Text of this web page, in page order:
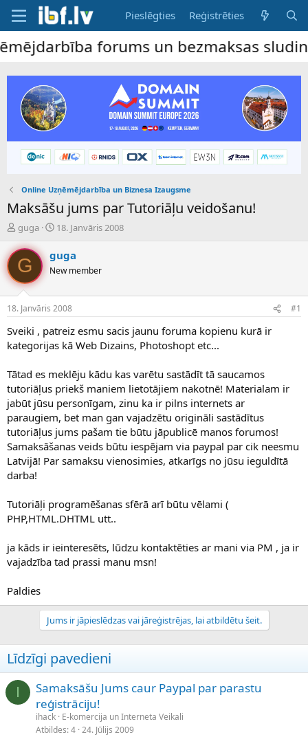
Pieslēgties Reģistrēties
forums un bezmaksas
Online Uzņēmējdarbība un Biznesa Izaugsme
Maksāšu jums par Tutoriāļu veidošanu!
P
v
e
d
i
n
u
z
ā
c
ē
s
guga
S
k
m
a
t
u
m
18. Janvāris 2008
G guga
New member
18. Janvāris 2008 #1
Sveiki , patreiz esmu sacis jaunu foruma kopienu kurā ir
kategorijas kā Web Dizains, Photoshopt etc...
Tātad es meklēju kādu kas varētu sastādīt tā saucamos
tutoriāļus priekš maniem lietotājiem nakotnē! Materialam ir
jabūt jūsu personīgam, zinu ka ir pilns internets ar
paraugiem, bet man gan vajadzētu origināli sastādītus
tutoriāļus jums pašam tie būtu jāpublicē manos forumos!
Samaksāšanas veids būtu iespējam via paypal par cik neesmu
Latvijā! Par samaksu vienosimies, atkarīgs no jūsu ieguldītā
darba!
Tutoriāļi programēšanas sfērā arī būtu vēlami (
PHP,HTML.DHTML utt..
ja kāds ir ieinteresēts, lūdzu kontaktēties ar mani via PM , ja ir
vajadzība tad prassi manu msn!
Paldies
Jums ir jāpieslēdzas vai jāreģistrējas, lai atbildētu šeit.
Līdzīgi pavedieni
I
Samaksāšu Jums caur Paypal par parastu
reģistrāciju!
ihack E-komercija un Interneta Veikali
Atbildes 4 24. Jūlijs 2009